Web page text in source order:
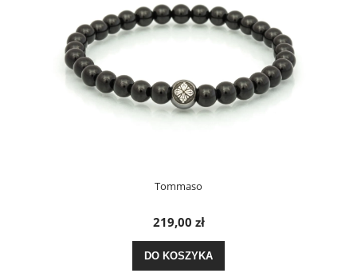
Tommaso
219,00 zł
DO KOSZYKA